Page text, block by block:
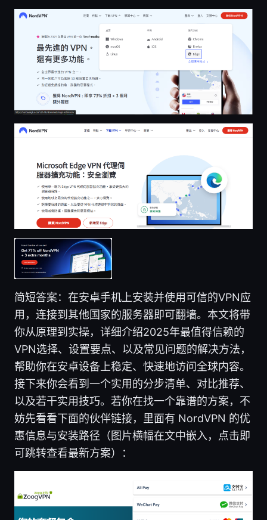
简短答案：在安卓手机上安装并使用可信的VPN应
用，连接到其他国家的服务器即可翻墙。本文将带
你从原理到实操，详细介绍2025年最值得信赖的
VPN选择、设置要点、以及常见问题的解决方法，
帮助你在安卓设备上稳定、快速地访问全球内容。
接下来你会看到一个实用的分步清单、对比推荐、
以及若干实用技巧。若你在找一个靠谱的方案，不
妨先看看下面的伙伴链接，里面有 NordVPN 的优
惠信息与安装路径（图片横幅在文中嵌入，点击即
可跳转查看最新方案）：